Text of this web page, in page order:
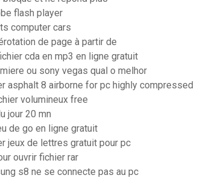
flash player
computer cars
de page à partir de
cda en mp3 en ligne gratuit
ou sony vegas qual o melhor
asphalt 8 airborne for pc highly compressed
volumineux free
jour 20 mn
de go en ligne gratuit
jeux de lettres gratuit pour pc
ouvrir fichier rar
s8 ne se connecte pas au pc